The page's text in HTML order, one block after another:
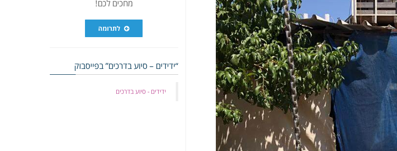
מחכים לכם!
לתרומה
“ידידים – סיוע בדרכים” בפייסבוק
‏ידידים - סיוע בדרכים